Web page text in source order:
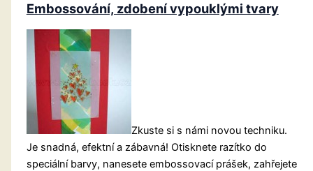
Embossování, zdobení vypouklými tvary
Zkuste si s námi novou techniku.
Je snadná, efektní a zábavná! Otisknete razítko do
speciální barvy, nanesete embossovací prášek, zahřejete